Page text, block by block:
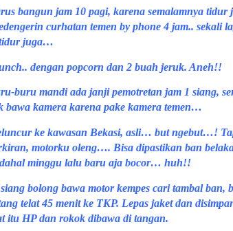
bangun jam 10 pagi, karena semalamnya tidur
curhatan temen by phone 4 jam.. sekali
juga…
dengan popcorn dan 2 buah jeruk. Aneh!!
buru mandi ada janji pemotretan jam 1 siang,
bawa kamera karena pake kamera temen…
ke kawasan Bekasi, asli… but ngebut…!
motorku oleng…. Bisa dipastikan ban
minggu lalu baru aja bocor… huh!!
bolong bawa motor kempes cari tambal ban,
telat 45 menit ke TKP. Lepas jaket dan
itu HP dan rokok dibawa di tangan.